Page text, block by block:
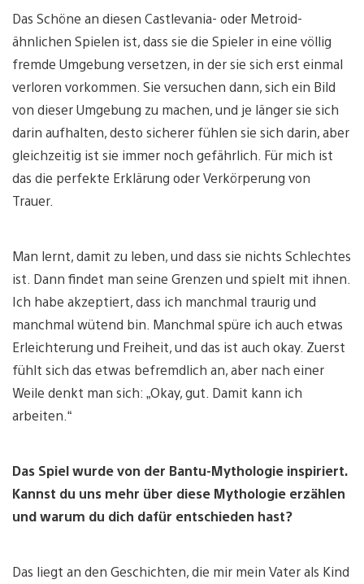
Das Schöne an diesen Castlevania- oder Metroid-
ähnlichen Spielen ist, dass sie die Spieler in eine völlig
fremde Umgebung versetzen, in der sie sich erst einmal
verloren vorkommen. Sie versuchen dann, sich ein Bild
von dieser Umgebung zu machen, und je länger sie sich
darin aufhalten, desto sicherer fühlen sie sich darin, aber
gleichzeitig ist sie immer noch gefährlich. Für mich ist
das die perfekte Erklärung oder Verkörperung von
Trauer.
Man lernt, damit zu leben, und dass sie nichts Schlechtes
ist. Dann findet man seine Grenzen und spielt mit ihnen.
Ich habe akzeptiert, dass ich manchmal traurig und
manchmal wütend bin. Manchmal spüre ich auch etwas
Erleichterung und Freiheit, und das ist auch okay. Zuerst
fühlt sich das etwas befremdlich an, aber nach einer
Weile denkt man sich: „Okay, gut. Damit kann ich
arbeiten.“
Das Spiel wurde von der Bantu-Mythologie inspiriert.
Kannst du uns mehr über diese Mythologie erzählen
und warum du dich dafür entschieden hast?
Das liegt an den Geschichten, die mir mein Vater als Kind